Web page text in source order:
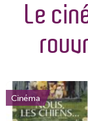
Le
Cinéma